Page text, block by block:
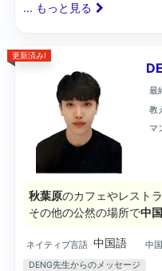
... もっと見る
更新済み!
最
教
マ
秋葉原のカフェやレスト
その他の公然の場所で中
ネイティブ言語 中国語 中
DENG先生からのメッセージ